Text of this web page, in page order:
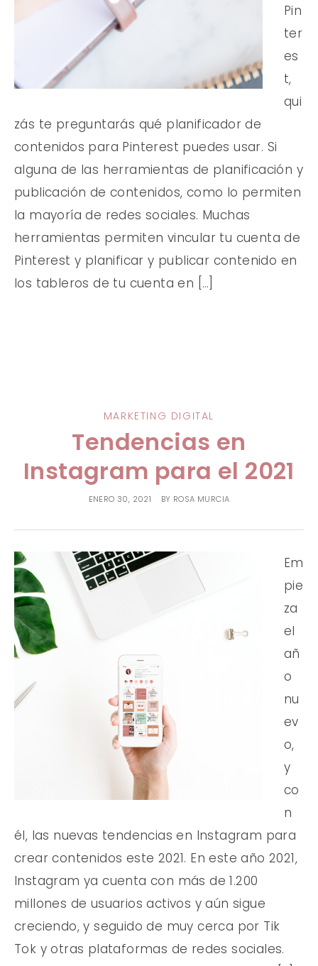
Pin
ter
es
t,
qui
zás te preguntarás qué planificador de
contenidos para Pinterest puedes usar. Si
alguna de las herramientas de planificación y
publicación de contenidos, como lo permiten
la mayoría de redes sociales. Muchas
herramientas permiten vincular tu cuenta de
Pinterest y planificar y publicar contenido en
los tableros de tu cuenta en […]
MARKETING DIGITAL
Tendencias en
Instagram para el 2021
ENERO 30, 2021 BY ROSA MURCIA
Em
pie
za
el
añ
o
nu
ev
o,
y
co
n
él, las nuevas tendencias en Instagram para
crear contenidos este 2021. En este año 2021,
Instagram ya cuenta con más de 1.200
millones de usuarios activos y aún sigue
creciendo, y seguido de muy cerca por Tik
Tok y otras plataformas de redes sociales.